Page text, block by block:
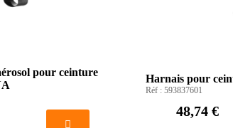
pour ceinture
Harnais pour
Réf : 593837601
48,74 €